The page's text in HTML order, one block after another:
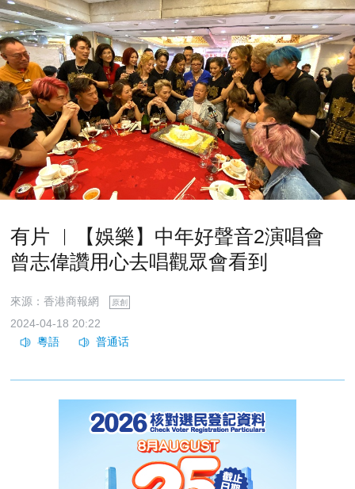
有片 ︳【娛樂】中年好聲音2演唱會
曾志偉讚用心去唱觀眾會看到
來源：香港商報網 原創
2024-04-18 20:22